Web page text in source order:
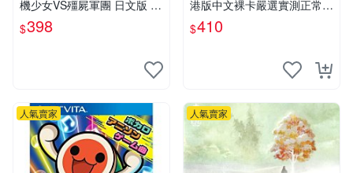
機少女VS殭屍軍團 日文版 再
生工場 01
$398
港版中文裸卡嚴選實測正常
索尼PSV專用 港版直營 psv
海賊無雙 港版
$410
人氣賣家 人氣賣家